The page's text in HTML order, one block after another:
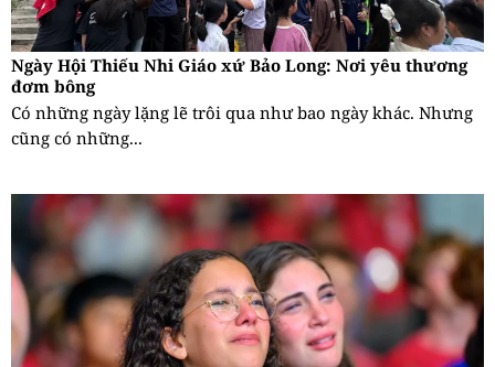
Ngày Hội Thiếu Nhi Giáo xứ Bảo Long: Nơi yêu thương
đơm bông
Có những ngày lặng lẽ trôi qua như bao ngày khác. Nhưng
cũng có những...